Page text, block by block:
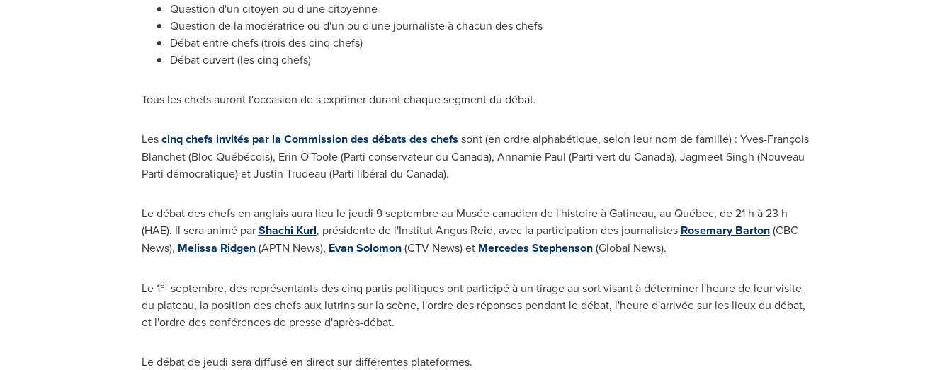
Question d'un citoyen ou d'une citoyenne
Question de la modératrice ou d'un ou d'une journaliste à chacun des chefs
Débat entre chefs (trois des cinq chefs)
Débat ouvert (les cinq chefs)
Tous les chefs auront l'occasion de s'exprimer durant chaque segment du débat.
Lescinq chefs invités par la Commission des débats des chefs sont (en ordre alphabétique, selon leur nom de famille) : Yves-François
Blanchet (Bloc Québécois), Erin O'Toole(Parti conservateur du Canada), Annamie Paul (Parti vert du Canada), Jagmeet Singh (Nouveau
Parti démocratique) etJustin Trudeau (Parti libéral du Canada).
Le débat des chefs en anglais aura lieu le jeudi 9 septembre au Musée canadien de l'histoire àGatineau, au Québec, de 21 h à 23 h
(HAE). Il sera animé parShachi Kurl, présidente de l'Institut Angus Reid, avec la participation des journalistes Rosemary Barton(CBC
News), Melissa Ridgen(APTN News), Evan Solomon(CTV News) et Mercedes Stephenson(Global News).
Le 1erseptembre, des représentants des cinq partis politiques ont participé à un tirage au sort visant à déterminer l'heure de leur visite
du plateau, la position des chefs aux lutrins sur la scène, l'ordre des réponses pendant le débat, l'heure d'arrivée sur les lieux du débat,
et l'ordre des conférences de presse d'après-débat.
Le débat de jeudi sera diffusé en direct sur différentes plateformes.